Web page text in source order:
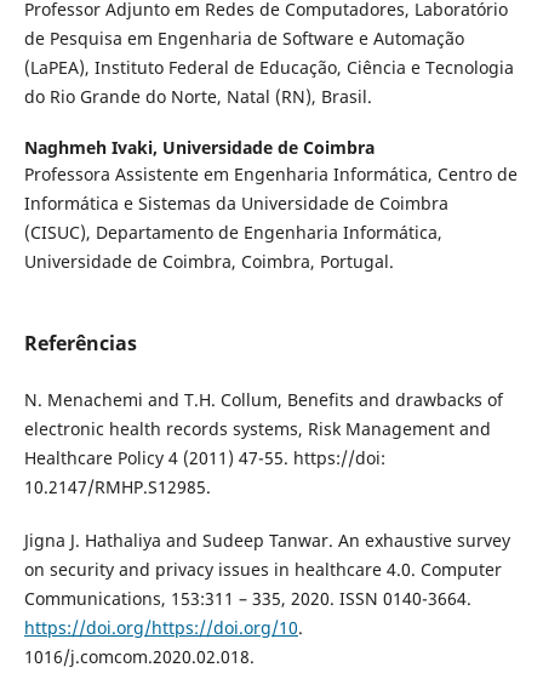
Professor Adjunto em Redes de Computadores, Laboratório
de Pesquisa em Engenharia de Software e Automação
(LaPEA), Instituto Federal de Educação, Ciência e Tecnologia
do Rio Grande do Norte, Natal (RN), Brasil.
Naghmeh Ivaki, Universidade de Coimbra
Professora Assistente em Engenharia Informática, Centro de
Informática e Sistemas da Universidade de Coimbra
(CISUC), Departamento de Engenharia Informática,
Universidade de Coimbra, Coimbra, Portugal.
Referências
N. Menachemi and T.H. Collum, Benefits and drawbacks of
electronic health records systems, Risk Management and
Healthcare Policy 4 (2011) 47-55. https://doi:
10.2147/RMHP.S12985.
Jigna J. Hathaliya and Sudeep Tanwar. An exhaustive survey
on security and privacy issues in healthcare 4.0. Computer
Communications, 153:311 – 335, 2020. ISSN 0140-3664.
https://doi.org/https://doi.org/10.
1016/j.comcom.2020.02.018.